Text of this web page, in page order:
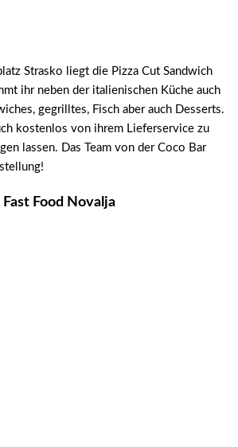
Strasko liegt die Pizza Cut Sandwich
ihr neben der italienischen Küche auch
gegrilltes, Fisch aber auch Desserts.
kostenlos von ihrem Lieferservice zu
lassen. Das Team von der Coco Bar
Food Novalja